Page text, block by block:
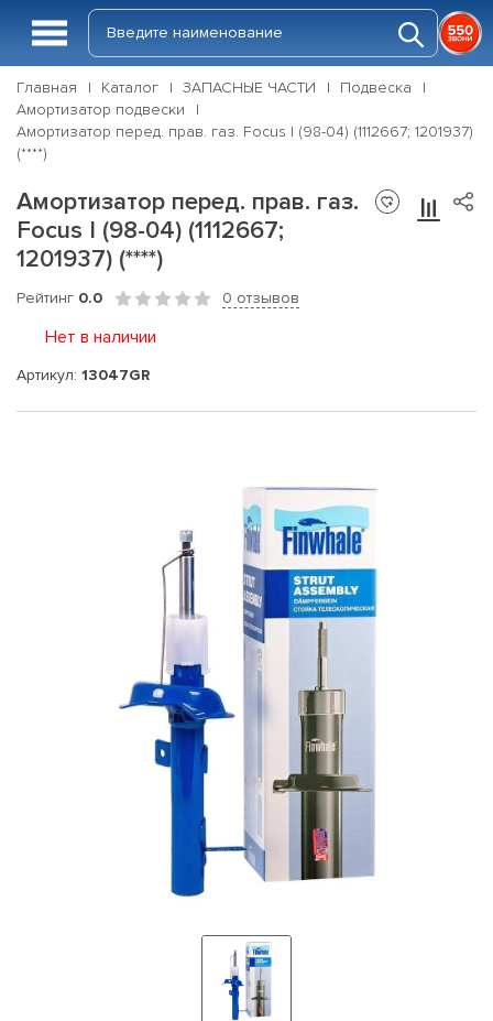
Главная Каталог ЗАПАСНЫЕ ЧАСТИ
Подвеска
Амортизатор подвески
Амортизатор перед. прав. газ. Focus I (98-04) (1112667; 1201937)
(****)
Амортизатор перед. прав. газ.
Focus I (98-04) (1112667;
1201937) (****)
Рейтинг 0.0 0 отзывов
Нет в наличии
Артикул: 13047GR